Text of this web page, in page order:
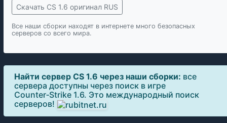
Скачать CS 1.6 оригинал RUS
Все наши сборки находят в интернете много безопасных
серверов со всего мира.
Найти сервер CS 1.6 через наши сборки: все
сервера доступны через поиск в игре
Counter‑Strike 1.6. Это международный поиск
серверов!